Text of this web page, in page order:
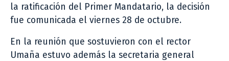
la ratificación del Primer Mandatario, la decisión
fue comunicada el viernes 28 de octubre.
En la reunión que sostuvieron con el rector
Umaña estuvo además la secretaria general